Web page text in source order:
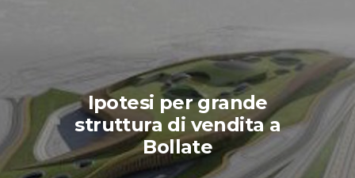
Ipotesi per grande
struttura di vendita a
Bollate